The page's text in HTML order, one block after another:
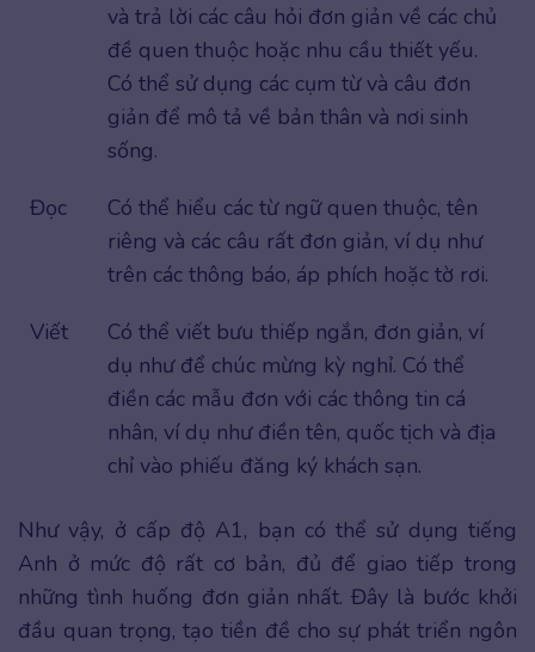
và trả lời các câu hỏi đơn giản về các chủ
đề quen thuộc hoặc nhu cầu thiết yếu.
Có thể sử dụng các cụm từ và câu đơn
giản để mô tả về bản thân và nơi sinh
sống.
Đọc
Có thể hiểu các từ ngữ quen thuộc, tên
riêng và các câu rất đơn giản, ví dụ như
trên các thông báo, áp phích hoặc tờ rơi.
Viết
Có thể viết bưu thiếp ngắn, đơn giản, ví
dụ như để chúc mừng kỳ nghỉ. Có thể
điền các mẫu đơn với các thông tin cá
nhân, ví dụ như điền tên, quốc tịch và địa
chỉ vào phiếu đăng ký khách sạn.
Như vậy, ở cấp độ A1, bạn có thể sử dụng tiếng
Anh ở mức độ rất cơ bản, đủ để giao tiếp trong
những tình huống đơn giản nhất. Đây là bước khởi
đầu quan trọng, tạo tiền đề cho sự phát triển ngôn